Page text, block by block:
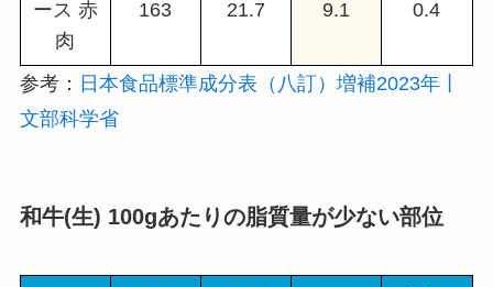
ース 赤
肉
163 21.7 9.1 0.4
参考： 日本食品標準成分表（八訂）増補2023年丨
文部科学省
和牛(生) 100gあたりの脂質量が少ない部位